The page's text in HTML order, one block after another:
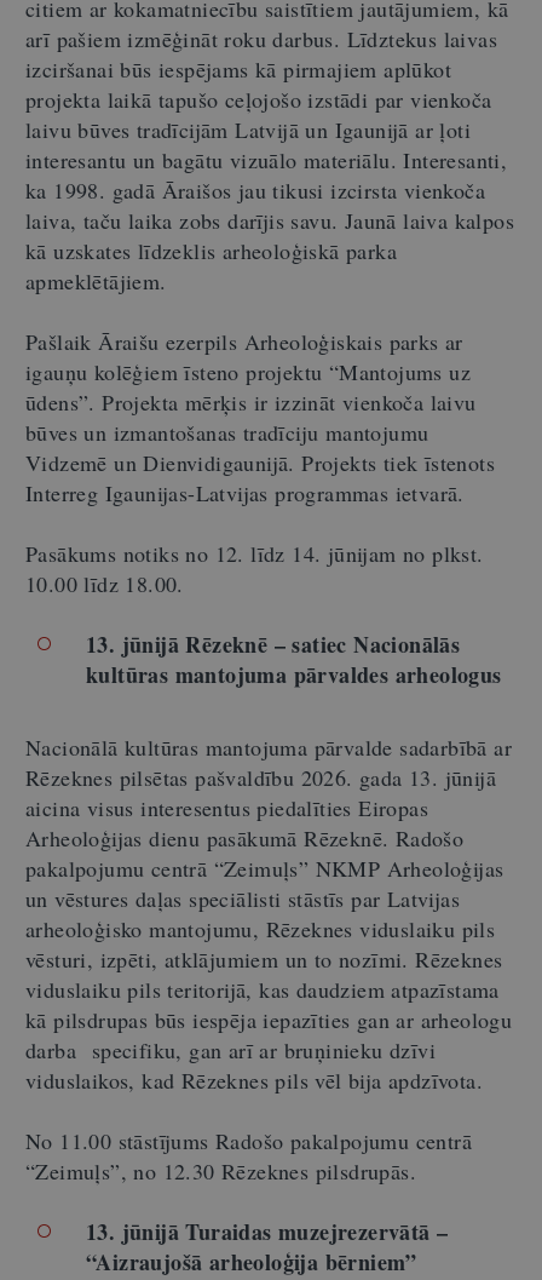
citiem ar kokamatniecību saistītiem jautājumiem, kā
arī pašiem izmēģināt roku darbus. Līdztekus laivas
izciršanai būs iespējams kā pirmajiem aplūkot
projekta laikā tapušo ceļojošo izstādi par vienkoča
laivu būves tradīcijām Latvijā un Igaunijā ar ļoti
interesantu un bagātu vizuālo materiālu. Interesanti,
ka 1998. gadā Āraišos jau tikusi izcirsta vienkoča
laiva, taču laika zobs darījis savu. Jaunā laiva kalpos
kā uzskates līdzeklis arheoloģiskā parka
apmeklētājiem.
Pašlaik Āraišu ezerpils Arheoloģiskais parks ar
igauņu kolēģiem īsteno projektu “Mantojums uz
ūdens”. Projekta mērķis ir izzināt vienkoča laivu
būves un izmantošanas tradīciju mantojumu
Vidzemē un Dienvidigaunijā. Projekts tiek īstenots
Interreg Igaunijas-Latvijas programmas ietvarā.
Pasākums notiks no 12. līdz 14. jūnijam no plkst.
10.00 līdz 18.00.
13. jūnijā Rēzeknē – satiec Nacionālās
kultūras mantojuma pārvaldes arheologus
Nacionālā kultūras mantojuma pārvalde sadarbībā ar
Rēzeknes pilsētas pašvaldību 2026. gada 13. jūnijā
aicina visus interesentus piedalīties Eiropas
Arheoloģijas dienu pasākumā Rēzeknē. Radošo
pakalpojumu centrā “Zeimuļs” NKMP Arheoloģijas
un vēstures daļas speciālisti stāstīs par Latvijas
arheoloģisko mantojumu, Rēzeknes viduslaiku pils
vēsturi, izpēti, atklājumiem un to nozīmi. Rēzeknes
viduslaiku pils teritorijā, kas daudziem atpazīstama
kā pilsdrupas būs iespēja iepazīties gan ar arheologu
darba specifiku, gan arī ar bruņinieku dzīvi
viduslaikos, kad Rēzeknes pils vēl bija apdzīvota.
No 11.00 stāstījums Radošo pakalpojumu centrā
“Zeimuļs”, no 12.30 Rēzeknes pilsdrupās.
13. jūnijā Turaidas muzejrezervātā –
“Aizraujošā arheoloģija bērniem”